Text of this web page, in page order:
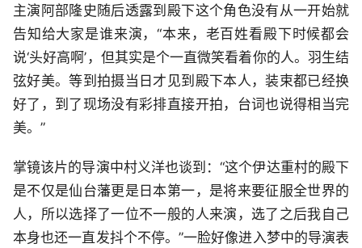
主演阿部隆史随后透露到殿下这个角色没有从一开始就
告知给大家是谁来演，“本来，老百姓看殿下时候都会
说‘头好高啊’，但其实是个一直微笑看着你的人。羽生结
弦好美。等到拍摄当日才见到殿下本人，装束都已经换
好了，到了现场没有彩排直接开拍，台词也说得相当完
美。”
掌镜该片的导演中村义洋也谈到：“这个伊达重村的殿下
是不仅是仙台藩更是日本第一，是将来要征服全世界的
人，所以选择了一位不一般的人来演，选了之后我自己
本身也还一直发抖个不停。”一脸好像进入梦中的导演表